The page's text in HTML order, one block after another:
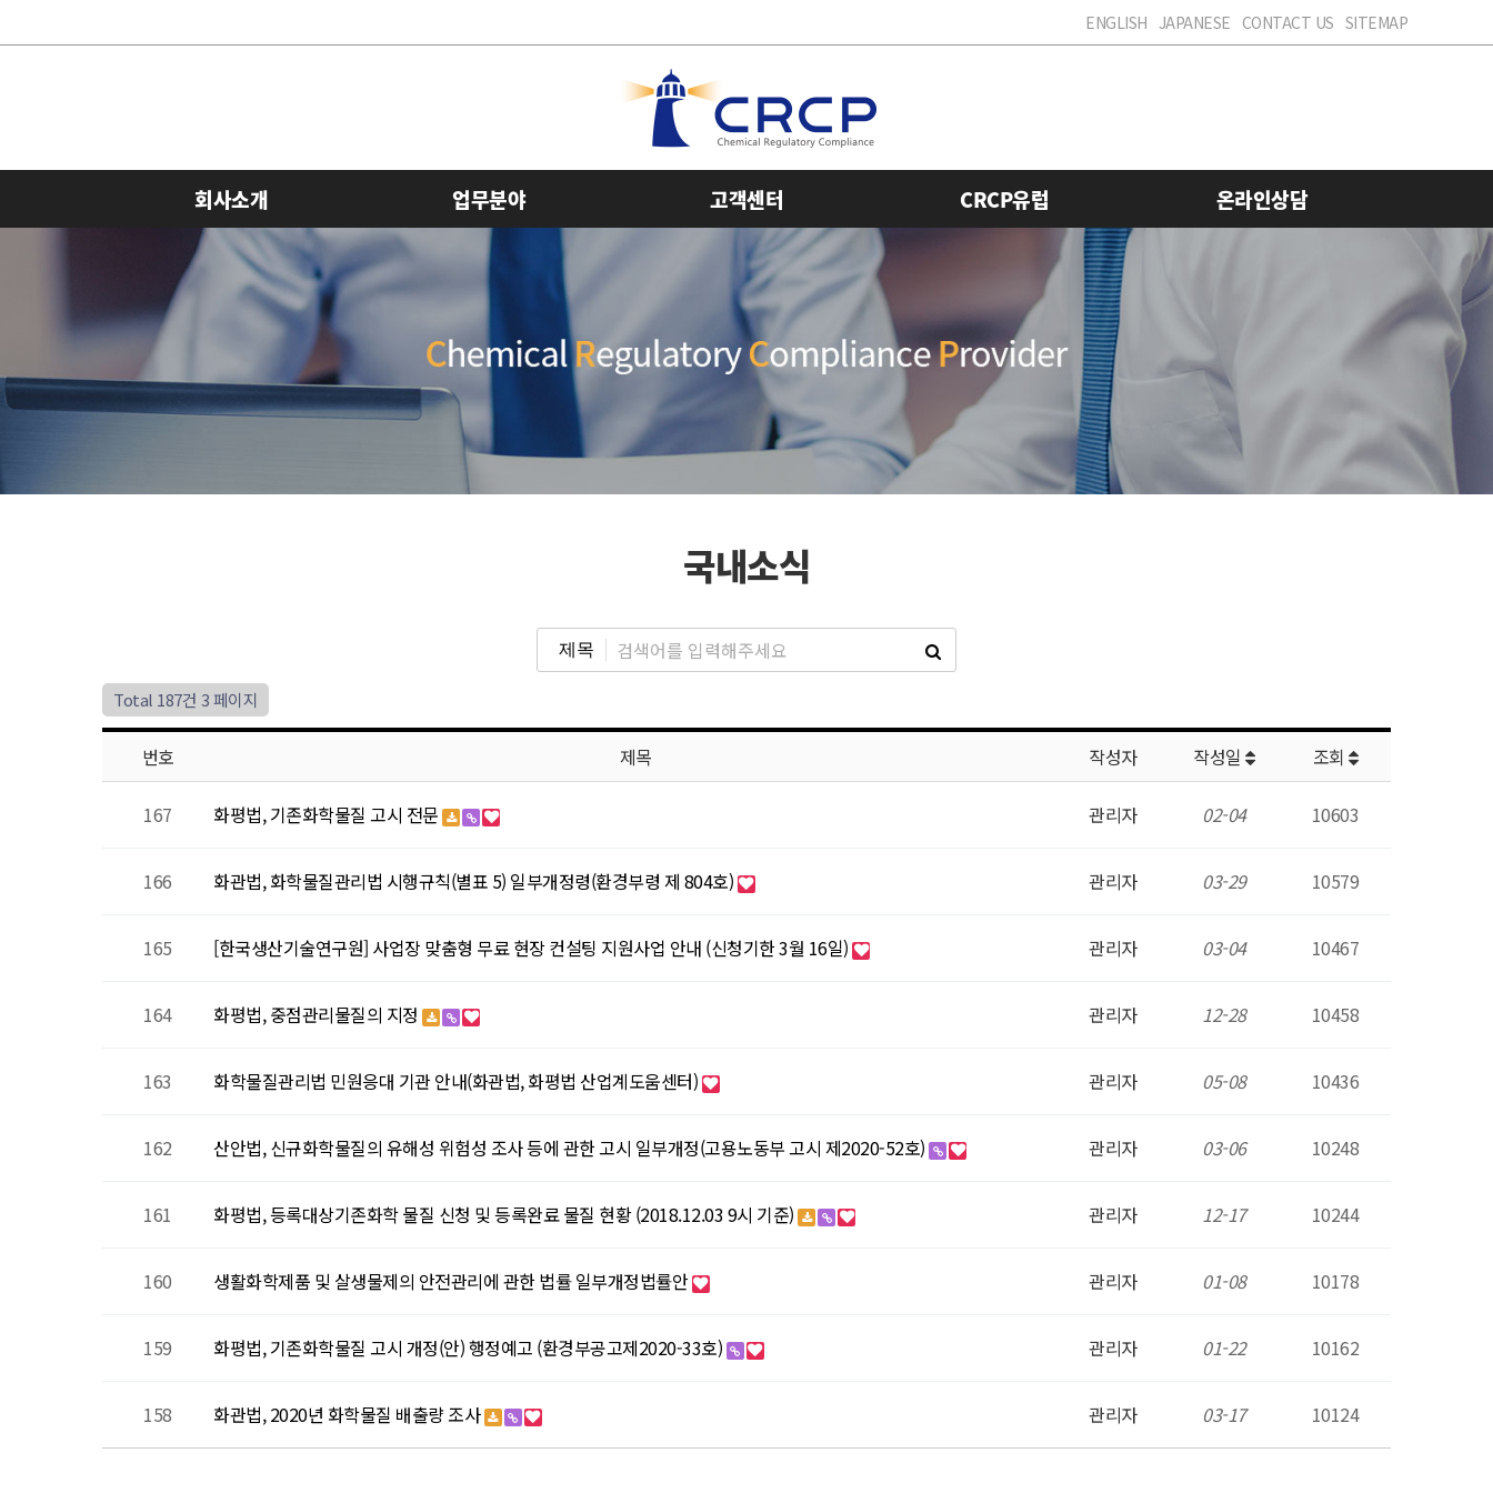
ENGLISH JAPANESE CONTACT US SITEMAP
회사소개 업무분야 고객센터 CRCP유럽 온라인상담
국내소식
Total 187건 3 페이지
번호 제목 작성자 작성일 조회
167 화평법, 기존화학물질 고시 전문 관리자 02-04 10603
166 화관법, 화학물질관리법 시행규칙(별표 5) 일부개정령(환경부령 제 804호) 관리자 03-29 10579
165 [한국생산기술연구원] 사업장 맞춤형 무료 현장 컨설팅 지원사업 안내 (신청기한 3월 16일) 관리자 03-04 10467
164 화평법, 중점관리물질의 지정 관리자 12-28 10458
163 화학물질관리법 민원응대 기관 안내(화관법, 화평법 산업계도움센터) 관리자 05-08 10436
162 산안법, 신규화학물질의 유해성 위험성 조사 등에 관한 고시 일부개정(고용노동부 고시 제2020-52호) 관리자 03-06 10248
161 화평법, 등록대상기존화학 물질 신청 및 등록완료 물질 현황 (2018.12.03 9시 기준) 관리자 12-17 10244
160 생활화학제품 및 살생물제의 안전관리에 관한 법률 일부개정법률안 관리자 01-08 10178
159 화평법, 기존화학물질 고시 개정(안) 행정예고 (환경부공고제2020-33호) 관리자 01-22 10162
158 화관법, 2020년 화학물질 배출량 조사 관리자 03-17 10124